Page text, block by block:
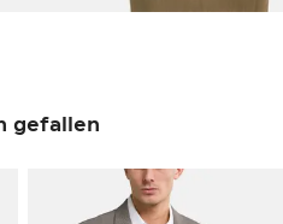
gefallen